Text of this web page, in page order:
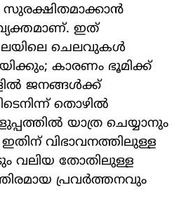
സുരക്ഷിതമാക്കാൻ
ഇത്
ചെലവുകൾ
കാരണം ഭൂമിക്ക്
ജനങ്ങൾക്ക്
തൊഴിൽ
യാത്ര ചെയ്യാനും
വിഭാവനത്തിലുള്ള
വലിയ തോതിലുള്ള
പ്രവർത്തനവും